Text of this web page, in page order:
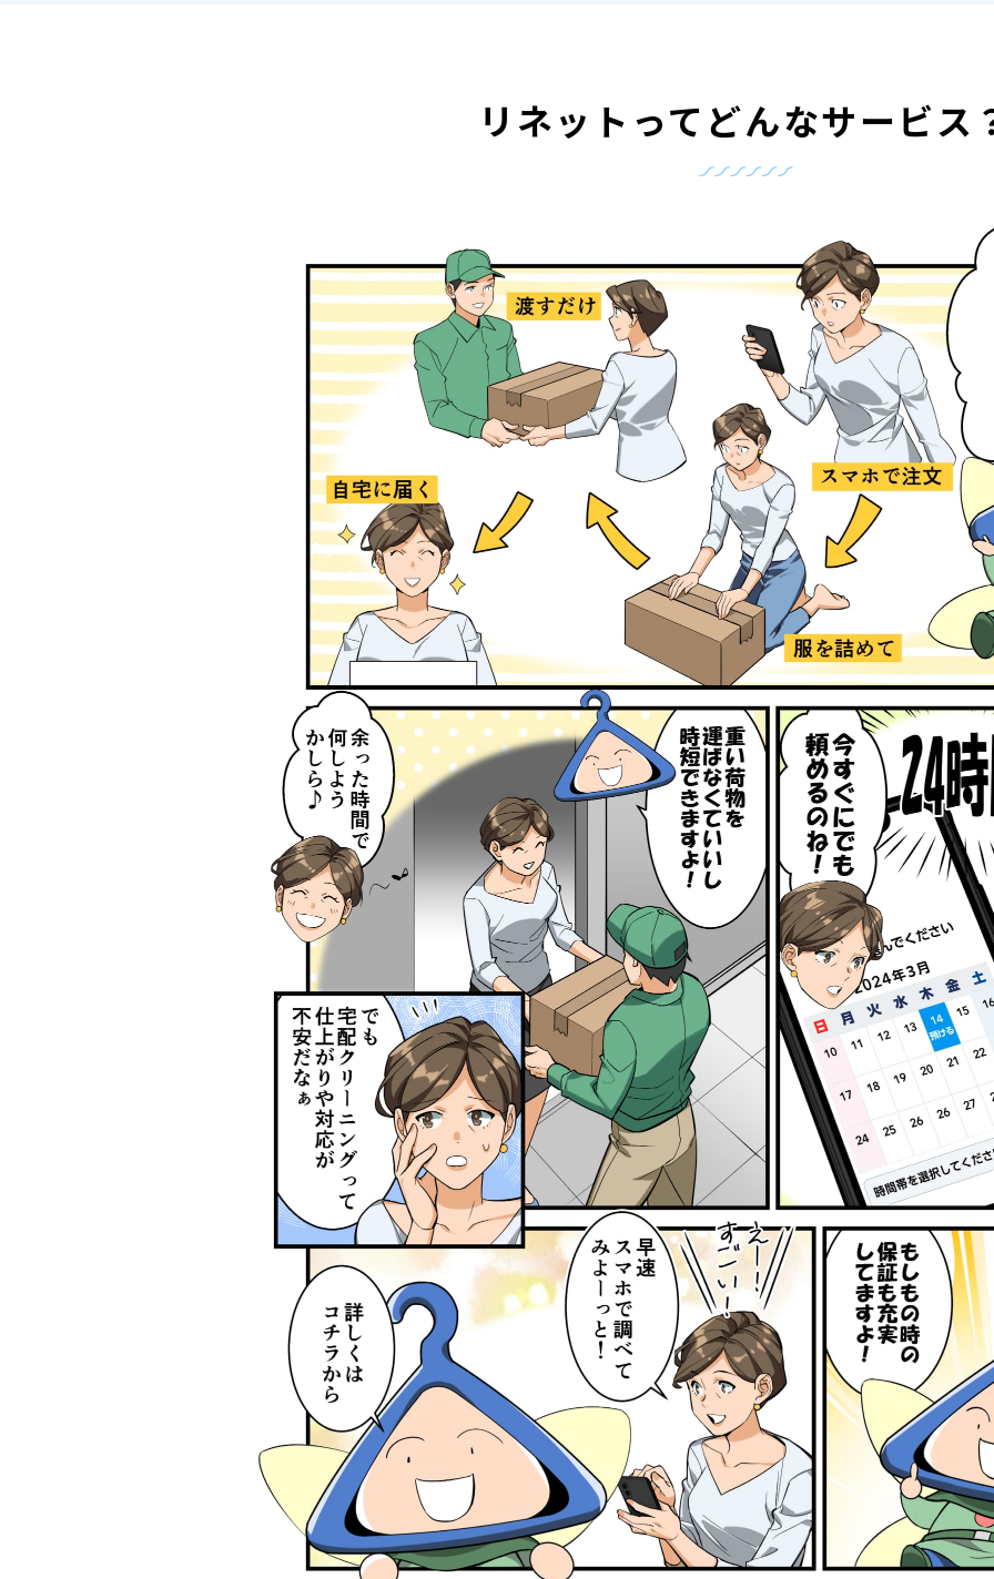
リネットってどんなサービス